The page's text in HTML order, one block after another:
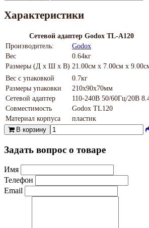
Характеристики
Сетевой адаптер Godox TL-A120
Производитель:
Godox
Вес
0.64кг
Размеры (Д х Ш х В) 21.00см x 7.00см x
Вес с упаковкой
0.7кг
Размеры упаковки
210х90х70мм
Сетевой адаптер
110-240В 50/60Гц/20В
Совместимость
Godox TL120
Материал корпуса
пластик
В корзину
Задать вопрос о товаре
Имя
Телефон
Email